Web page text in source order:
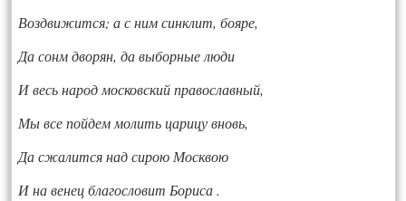
Возд­ви­жит­ся; а с ним синк­лит, бо­яре,
Да сонм дво­рян, да вы­бор­ные лю­ди
И весь на­род мос­ковс­кий пра­вос­лавный,
Мы все пой­дем мо­лить ца­рицу вновь,
Да сжа­лит­ся над си­рою Моск­вою
И на ве­нец бла­гос­ло­вит Бо­риса .